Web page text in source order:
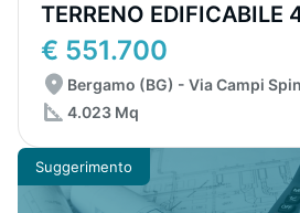
TERRENO EDIFICABILE
€ 551.700
Bergamo (BG) - Via Campi
4.023 Mq
Suggerimento